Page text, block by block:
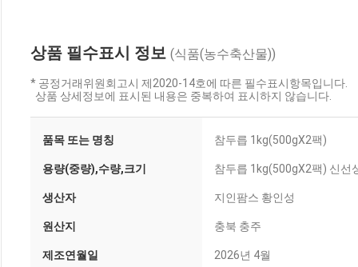
상품 필수표시 정보 (식품(농수축산물))
* 공정거래위원회고시 제2020-14호에 따른 필수표시항목입니다.
상품 상세정보에 표시된 내용은 중복하여 표시하지 않습니다.
품목 또는 명칭 참두릅 1kg(500gX2팩)
용량(중량),수량,크기 참두릅 1kg(500gX2팩) 신선
생산자 지인팜스 황인성
원산지 충북 충주
제조연월일 2026년 4월